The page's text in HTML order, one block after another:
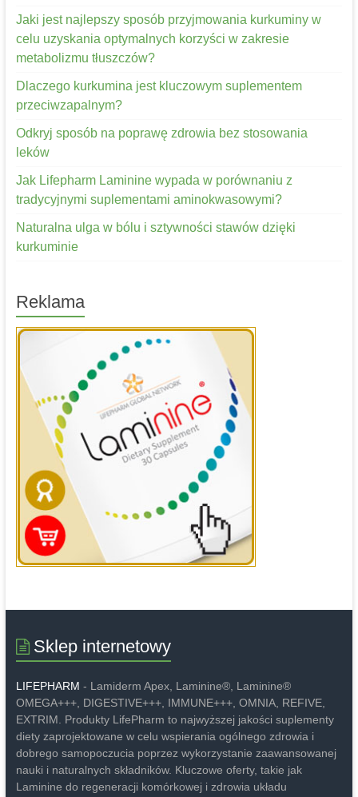
Jaki jest najlepszy sposób przyjmowania kurkuminy w
celu uzyskania optymalnych korzyści w zakresie
metabolizmu tłuszczów?
Dlaczego kurkumina jest kluczowym suplementem
przeciwzapalnym?
Odkryj sposób na poprawę zdrowia bez stosowania
leków
Jak Lifepharm Laminine wypada w porównaniu z
tradycyjnymi suplementami aminokwasowymi?
Naturalna ulga w bólu i sztywności stawów dzięki
kurkuminie
Reklama
Sklep internetowy
LIFEPHARM - Lamiderm Apex, Laminine®, Laminine®
OMEGA+++, DIGESTIVE+++, IMMUNE+++, OMNIA, REFIVE,
EXTRIM. Produkty LifePharm to najwyższej jakości suplementy
diety zaprojektowane w celu wspierania ogólnego zdrowia i
dobrego samopoczucia poprzez wykorzystanie zaawansowanej
nauki i naturalnych składników. Kluczowe oferty, takie jak
Laminine do regeneracji komórkowej i zdrowia układu